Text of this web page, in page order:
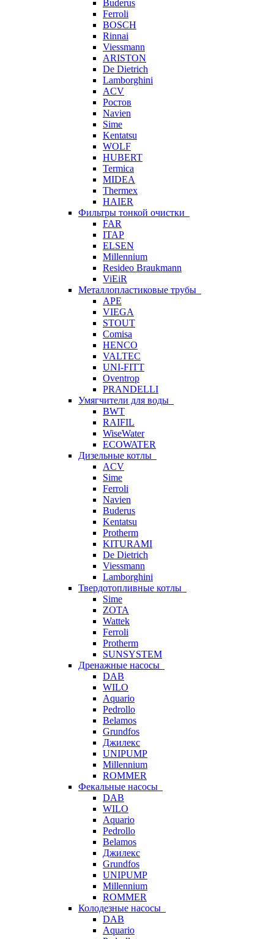
Buderus
Ferroli
BOSCH
Rinnai
Viessmann
ARISTON
De Dietrich
Lamborghini
ACV
Ростов
Navien
Sime
Kentatsu
WOLF
HUBERT
Termica
MIDEA
Thermex
HAIER
Фильтры тонкой очистки
FAR
ITAP
ELSEN
Millennium
Resideo Braukmann
ViEiR
Металлопластиковые трубы
APE
VIEGA
STOUT
Comisa
HENCO
VALTEC
UNI-FITT
Oventrop
PRANDELLI
Умягчители для воды
BWT
RAIFIL
WiseWater
ECOWATER
Дизельные котлы
ACV
Sime
Ferroli
Navien
Buderus
Kentatsu
Protherm
KITURAMI
De Dietrich
Viessmann
Lamborghini
Твердотопливные котлы
Sime
ZOTA
Wattek
Ferroli
Protherm
SUNSYSTEM
Дренажные насосы
DAB
WILO
Aquario
Pedrollo
Belamos
Grundfos
Джилекс
UNIPUMP
Millennium
ROMMER
Фекальные насосы
DAB
WILO
Aquario
Pedrollo
Belamos
Джилекс
Grundfos
UNIPUMP
Millennium
ROMMER
Колодезные насосы
DAB
Aquario